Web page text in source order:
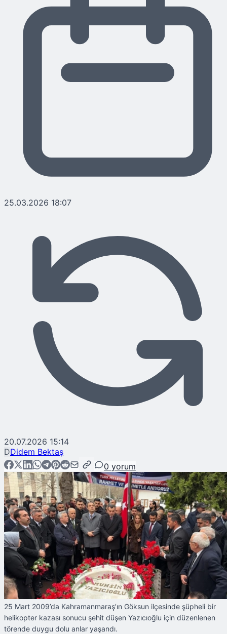
25.03.2026 18:07
20.07.2026 15:14
DDidem Bektaş
0 yorum
25 Mart 2009’da Kahramanmaraş’ın Göksun ilçesinde şüpheli bir
helikopter kazası sonucu şehit düşen Yazıcıoğlu için düzenlenen
törende duygu dolu anlar yaşandı.